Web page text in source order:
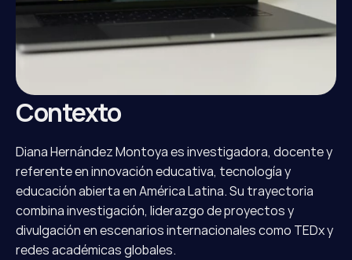
Contexto
Diana Hernández Montoya es investigadora, docente y
referente en innovación educativa, tecnología y
educación abierta en América Latina. Su trayectoria
combina investigación, liderazgo de proyectos y
divulgación en escenarios internacionales como TEDx y
redes académicas globales.